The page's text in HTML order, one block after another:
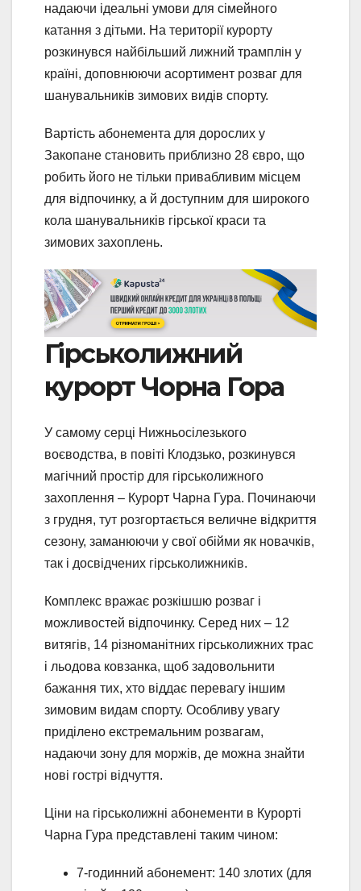
надаючи ідеальні умови для сімейного
катання з дітьми. На території курорту
розкинувся найбільший лижний трамплін у
країні, доповнюючи асортимент розваг для
шанувальників зимових видів спорту.
Вартість абонемента для дорослих у
Закопане становить приблизно 28 євро, що
робить його не тільки привабливим місцем
для відпочинку, а й доступним для широкого
кола шанувальників гірської краси та
зимових захоплень.
Гірськолижний
курорт Чорна Гора
У самому серці Нижньосілезького
воєводства, в повіті Клодзько, розкинувся
магічний простір для гірськолижного
захоплення – Курорт Чарна Гура. Починаючи
з грудня, тут розгортається величне відкриття
сезону, заманюючи у свої обійми як новачків,
так і досвідчених гірськолижників.
Комплекс вражає розкішшю розваг і
можливостей відпочинку. Серед них – 12
витягів, 14 різноманітних гірськолижних трас
і льодова ковзанка, щоб задовольнити
бажання тих, хто віддає перевагу іншим
зимовим видам спорту. Особливу увагу
приділено екстремальним розвагам,
надаючи зону для моржів, де можна знайти
нові гострі відчуття.
Ціни на гірськолижні абонементи в Курорті
Чарна Гура представлені таким чином:
7-годинний абонемент: 140 злотих (для